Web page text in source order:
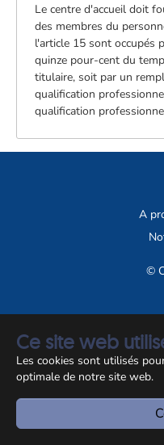
Ce site web
Les cookies sont utilisés
optimale de notre site web.
Le centre d'accueil doit
des membres du
l'article 15 sont occupés
quinze pour-cent du
titulaire, soit par un
qualification
qualification
A
©